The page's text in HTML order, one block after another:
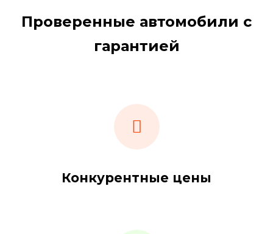
Проверенные автомобили с
гарантией
Конкурентные цены